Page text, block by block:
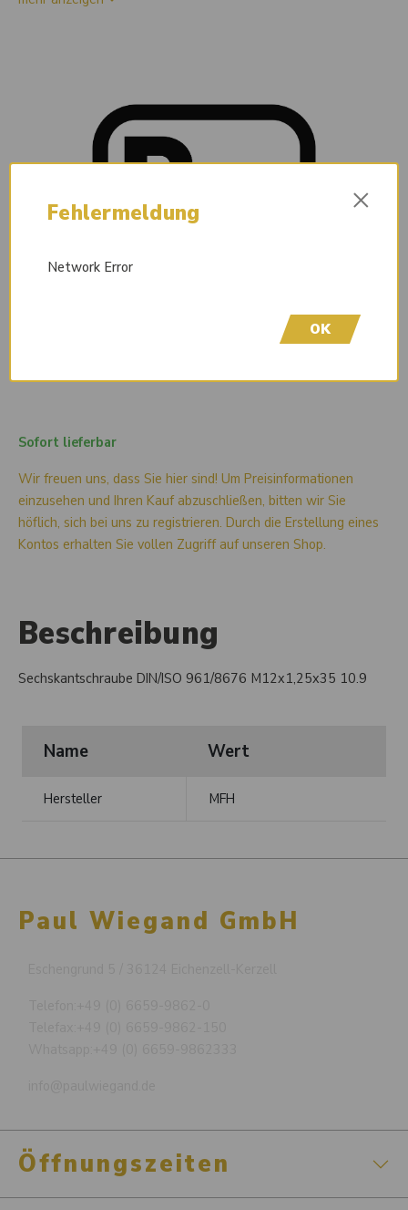
Sofort lieferbar
Wir freuen uns, dass Sie hier sind! Um Preisinformationen
einzusehen und Ihren Kauf abzuschließen, bitten wir Sie
höflich, sich bei uns zu registrieren. Durch die Erstellung eines
Kontos erhalten Sie vollen Zugriff auf unseren Shop.
Beschreibung
Sechskantschraube DIN/ISO 961/8676 M12x1,25x35 10.9
Name Wert
Hersteller MFH
Paul Wiegand GmbH
Öffnungszeiten
Fehlermeldung ×
Network Error
OK